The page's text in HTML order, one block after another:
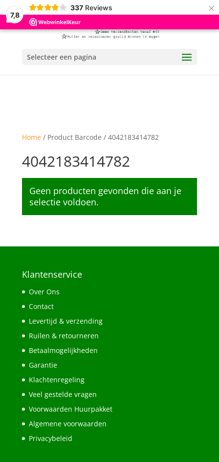
7,8
337 Reviews ×
Selecteer een pagina
Home/ Product Barcode / 4042183414782
4042183414782
Geen producten gevonden die aan je
selectie voldoen.
Klantenservice
Over Ons
Contact
Levertijd & verzending
Ruilen & retourneren
Betaalmogelijkheden
Garantie
Klachtenregeling
Veel gestelde vragen
Voorwaarden Huurpakket
Algemene voorwaarden
Privacybeleid